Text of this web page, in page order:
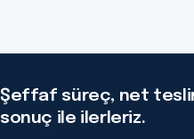
Şeffaf süreç, net
sonuç ile ilerleriz.